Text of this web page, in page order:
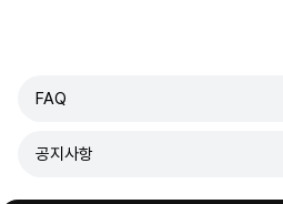
FAQ
공지사항